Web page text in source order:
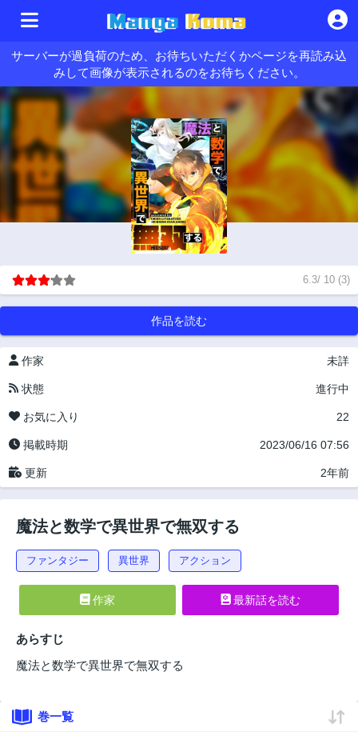
サーバーが過負荷のため、お待ちいただくかページを再読み込
みして画像が表示されるのをお待ちください。
6.3/ 10 (3)
作品を読む
作家 未詳
状態 進行中
お気に入り 22
掲載時期 2023/06/16 07:56
更新 2年前
魔法と数学で異世界で無双する
ファンタジー 異世界 アクション
作家 最新話を読む
あらすじ
魔法と数学で異世界で無双する
巻一覧